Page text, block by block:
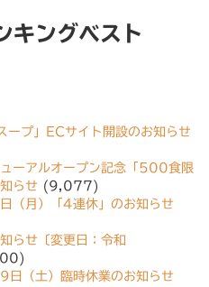
キングベスト
ープ」ECサイト開設のお知らせ
ーアルオープン記念「500食限
らせ (9,077)
（月）「4連休」のお知らせ
らせ〔変更日：令和
日（土）臨時休業のお知らせ